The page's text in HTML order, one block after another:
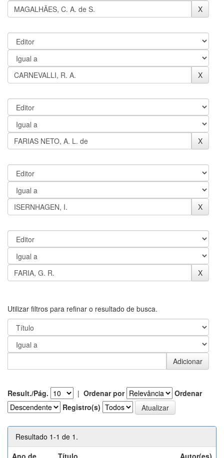
Utilizar filtros para refinar o resultado de busca.
Result./Pág. | Ordenar por
Ordenar
Registro(s)
Resultado 1-1 de 1.
Ano de
Título Autor(es)